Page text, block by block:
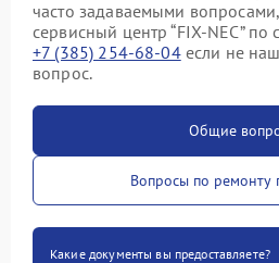
часто задаваемыми
сервисный центр “FIX-NEC”
+7 (385) 254-68-04если не
вопрос.
Общие
Вопросы по ремонту
Какие документы вы предоставляете?